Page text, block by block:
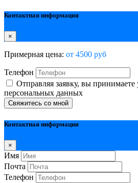
Контактная информация
×
Примерная цена: от 4500 руб
Телефон
Отправляя заявку, вы принимаете
персональных данных
Свяжитесь со мной
Контактная информация
×
Имя
Почта
Телефон